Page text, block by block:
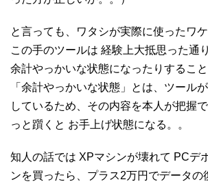
と言っても、ワタシが実際に使ったワ
この手のツールは 経験上大抵思った通
余計やっかいな状態になったりすること
「余計やっかいな状態」とは、ツール
しているため、その内容を本人が把握
っと躓くと お手上げ状態になる。。
知人の話では XPマシンが壊れて PCデ
ンを買ったら、プラス2万円でデータの